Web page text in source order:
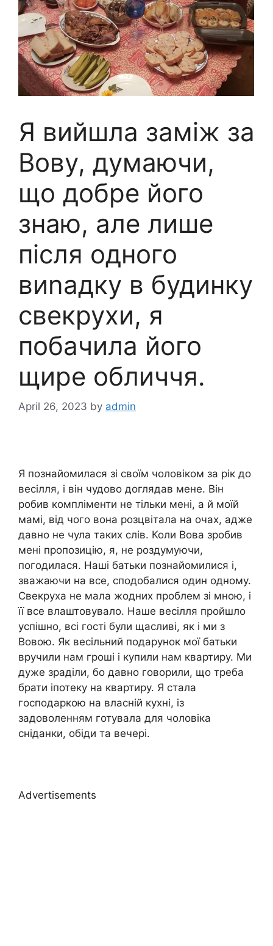
Я вийшла заміж за
Вову, думаючи,
що добре його
знаю, але лише
після одного
виnадку в будинку
свекрухи, я
побачила його
щире обличчя.
April 26, 2023 by admin
Я познайомилася зі своїм чоловіком за рік до
весілля, і він чудово доглядав мене. Він
робив компліменти не тільки мені, а й моїй
мамі, від чого вона розцвітала на очах, адже
давно не чула таких слів. Коли Вова зробив
мені пропозицію, я, не роздумуючи,
погодилася. Наші батьки познайомилися і,
зважаючи на все, сподобалися один одному.
Свекруха не мала жодних проблем зі мною, і
її все влаштовувало. Наше весілля пройшло
успішно, всі гості були щасливі, як і ми з
Вовою. Як весільний подарунок мої батьки
вручили нам гроші і купили нам квартиру. Ми
дуже зраділи, бо давно говорили, що треба
брати іпотеку на квартиру. Я стала
господаркою на власній кухні, із
задоволенням готувала для чоловіка
сніданки, обіди та вечері.
Advertisements